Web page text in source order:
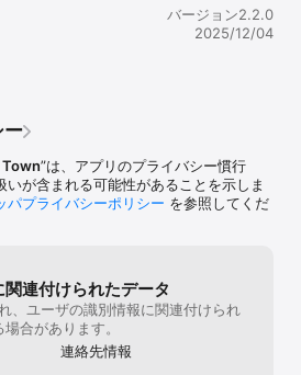
バージョン2.2.0
2025/12/04
ー
”は、アプリのプライバシー慣行
いが含まれる可能性があることを示しま
パプライバシーポリシー を参照してくだ
関連付けられたデータ
、ユーザの識別情報に関連付けられ
場合があります。
連絡先情報